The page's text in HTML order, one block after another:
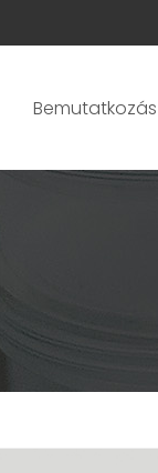
Bemutatkozás